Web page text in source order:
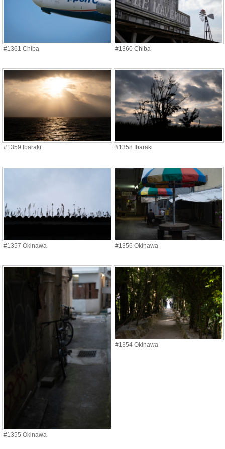
#1361 Chiba #1360 Chiba
#1359 Ibaraki #1358 Ibaraki
#1357 Okinawa #1356 Okinawa
#1355 Okinawa
#1354 Okinawa